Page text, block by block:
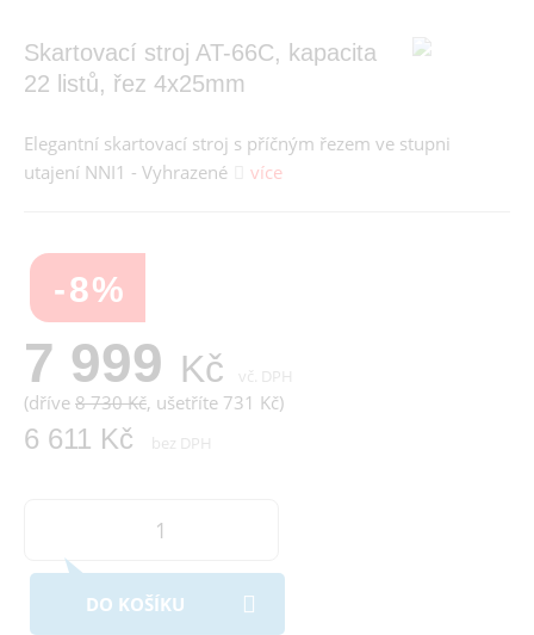
Skartovací stroj AT-66C, kapacita
22 listů, řez 4x25mm
Elegantní skartovací stroj s příčným řezem ve stupni
utajení NNI1 - Vyhrazené
více
-8%
7 999 Kč vč. DPH
(dříve 8 730 Kč, ušetříte 731 Kč)
6 611 Kč bez DPH
DO KOŠÍKU